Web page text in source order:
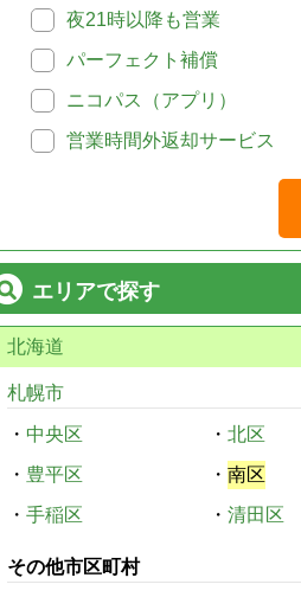
夜21時以降も営業
パーフェクト補償
ニコパス（アプリ）
営業時間外返却サービス
エリアで探す
北海道
札幌市
・ 中央区 ・ 北区
・ 豊平区 ・ 南区
・ 手稲区 ・ 清田区
その他市区町村